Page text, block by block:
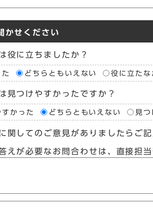
かせください
役に立ちましたか？
どちらともいえない 役に立たな
見つけやすかったですか？
すかった どちらともいえない 見
関してのご意見がありましたらご記
えが必要なお問合わせは、直接担